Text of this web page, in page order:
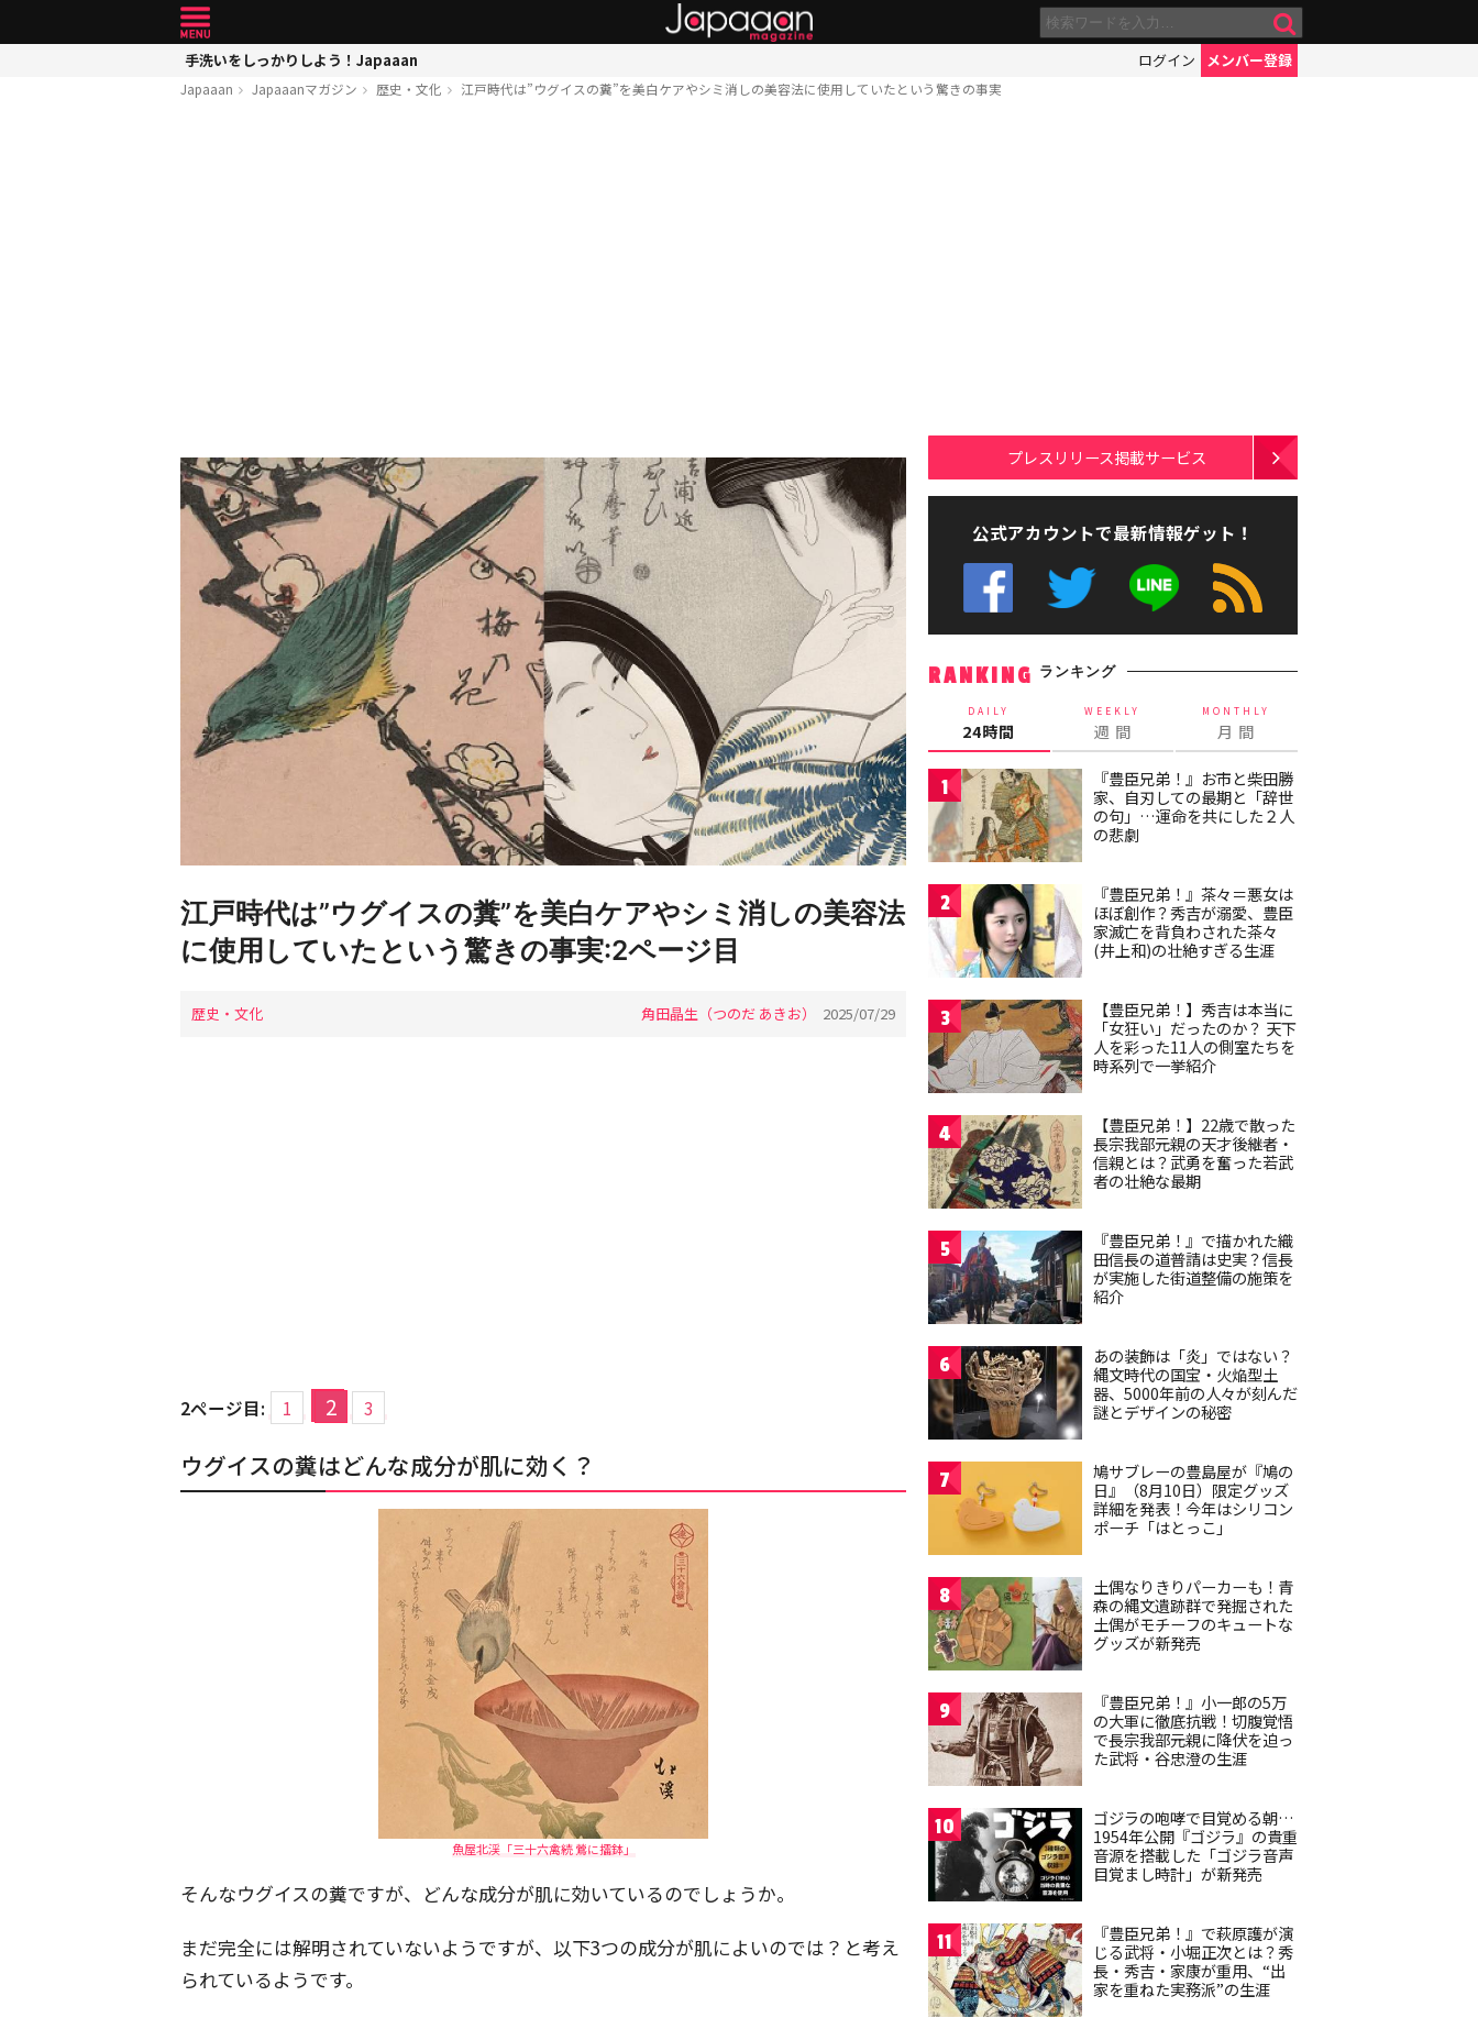
手洗いをしっかりしよう！Japaaan ログイン メンバー登録
Japaaan Japaaanマガジン 歴史・文化 江戸時代は”ウグイスの糞”を美白ケアやシミ消しの美容法に使用していたという驚きの事実
江戸時代は”ウグイスの糞”を美白ケアやシミ消しの美容法
に使用していたという驚きの事実:2ページ目
歴史・文化 角田晶生（つのだ あきお） 2025/07/29
2ページ目: 1 2 3
ウグイスの糞はどんな成分が肌に効く？
魚屋北渓「三十六禽続 鶯に擂鉢」
そんなウグイスの糞ですが、どんな成分が肌に効いているのでしょうか。
まだ完全には解明されていないようですが、以下3つの成分が肌によいのでは？と考え
られているようです。
プレスリリース掲載サービス
公式アカウントで最新情報ゲット！
RANKING ランキング
DAILY
24時間
WEEKLY
週 間
MONTHLY
月 間
1
『豊臣兄弟！』お市と柴田勝
家、自刃しての最期と「辞世
の句」…運命を共にした２人
の悲劇
2
『豊臣兄弟！』茶々＝悪女は
ほぼ創作？秀吉が溺愛、豊臣
家滅亡を背負わされた茶々
(井上和)の壮絶すぎる生涯
3
【豊臣兄弟！】秀吉は本当に
「女狂い」だったのか？ 天下
人を彩った11人の側室たちを
時系列で一挙紹介
4
【豊臣兄弟！】22歳で散った
長宗我部元親の天才後継者・
信親とは？武勇を奮った若武
者の壮絶な最期
5
『豊臣兄弟！』で描かれた織
田信長の道普請は史実？信長
が実施した街道整備の施策を
紹介
6
あの装飾は「炎」ではない？
縄文時代の国宝・火焔型土
器、5000年前の人々が刻んだ
謎とデザインの秘密
7
鳩サブレーの豊島屋が『鳩の
日』（8月10日）限定グッズ
詳細を発表！今年はシリコン
ポーチ「はとっこ」
8
土偶なりきりパーカーも！青
森の縄文遺跡群で発掘された
土偶がモチーフのキュートな
グッズが新発売
9
『豊臣兄弟！』小一郎の5万
の大軍に徹底抗戦！切腹覚悟
で長宗我部元親に降伏を迫っ
た武将・谷忠澄の生涯
10
ゴジラの咆哮で目覚める朝…
1954年公開『ゴジラ』の貴重
音源を搭載した「ゴジラ音声
目覚まし時計」が新発売
11
『豊臣兄弟！』で萩原護が演
じる武将・小堀正次とは？秀
長・秀吉・家康が重用、“出
家を重ねた実務派”の生涯